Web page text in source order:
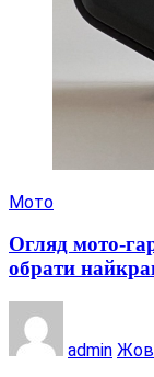
Мото
Огляд мото-
обрати
admin Жов